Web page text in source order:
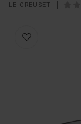
LE CREUSET